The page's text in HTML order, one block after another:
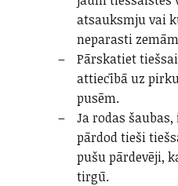
atsauksmju vai
neparasti
Pārskatiet
attiecībā uz
pusēm.
Ja rodas
pārdod tieši
pušu pārdevēji,
tirgū.